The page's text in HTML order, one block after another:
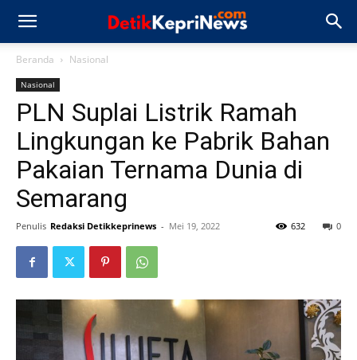
Beranda Nasional
Nasional
PLN Suplai Listrik Ramah
Lingkungan ke Pabrik Bahan
Pakaian Ternama Dunia di
Semarang
Penulis Redaksi Detikkeprinews - Mei 19, 2022 0
632